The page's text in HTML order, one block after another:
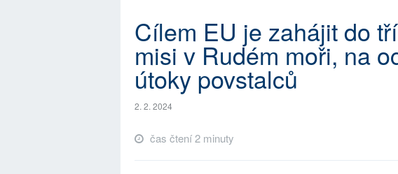
Cílem EU je zahájit do
misi v Rudém moři, na
útoky povstalců
2. 2. 2024
čas čtení 2 minuty